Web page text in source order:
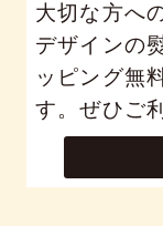
大切な方へ
デザインの
ッピング無
す。ぜひご